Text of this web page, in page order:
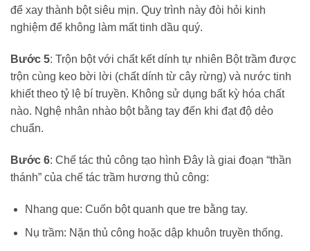
để xay thành bột siêu mịn. Quy trình này đòi hỏi kinh
nghiệm để không làm mất tinh dầu quý.
Bước 5: Trộn bột với chất kết dính tự nhiên Bột trầm được
trộn cùng keo bời lời (chất dính từ cây rừng) và nước tinh
khiết theo tỷ lệ bí truyền. Không sử dụng bất kỳ hóa chất
nào. Nghệ nhân nhào bột bằng tay đến khi đạt độ dẻo
chuẩn.
Bước 6: Chế tác thủ công tạo hình Đây là giai đoạn “thần
thánh” của chế tác trầm hương thủ công:
Nhang que: Cuốn bột quanh que tre bằng tay.
Nụ trầm: Nặn thủ công hoặc dập khuôn truyền thống.